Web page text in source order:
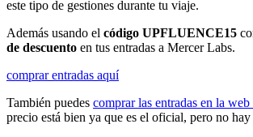
este tipo de gestiones durante tu viaje.
Además usando el código UPFLUENCE15
de descuento en tus entradas a Mercer Labs.
comprar entradas aquí
También puedes comprar las entradas en la web
precio está bien ya que es el oficial, pero no hay